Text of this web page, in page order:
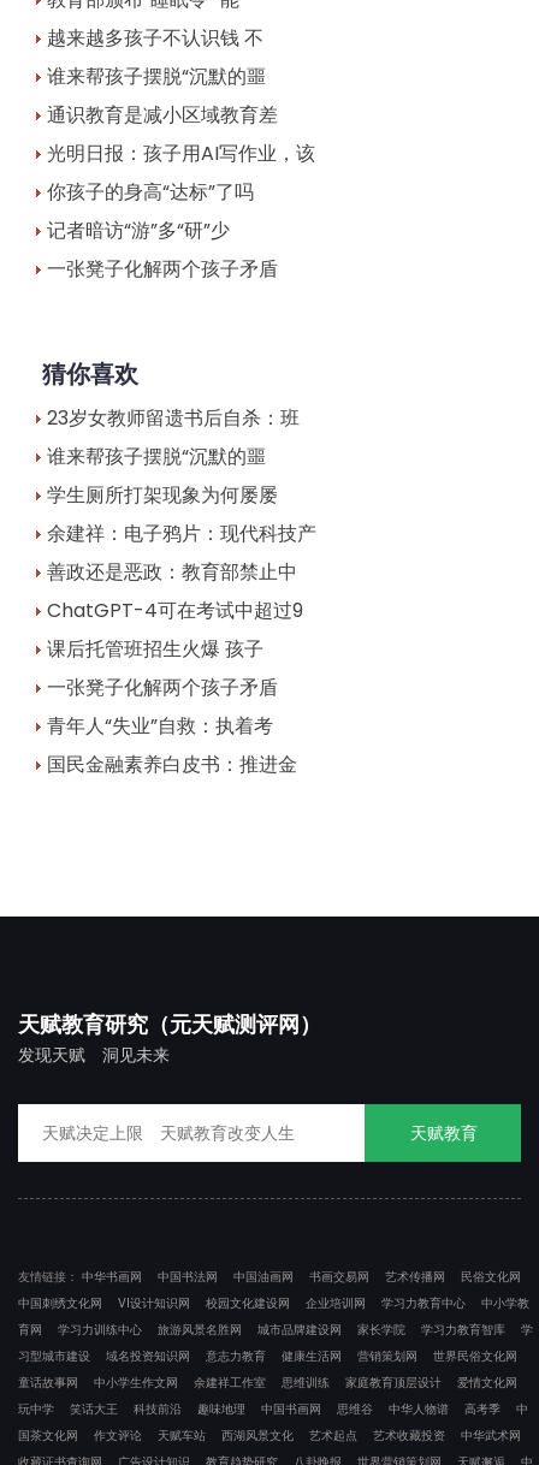
越来越多孩子不认识钱 不
谁来帮孩子摆脱“沉默的噩
通识教育是减小区域教育差
光明日报：孩子用AI写作业，该
你孩子的身高“达标”了吗
记者暗访“游”多“研”少
一张凳子化解两个孩子矛盾
猜你喜欢
23岁女教师留遗书后自杀：班
谁来帮孩子摆脱“沉默的噩
学生厕所打架现象为何屡屡
余建祥：电子鸦片：现代科技产
善政还是恶政：教育部禁止中
ChatGPT-4可在考试中超过9
课后托管班招生火爆 孩子
一张凳子化解两个孩子矛盾
青年人“失业”自救：执着考
国民金融素养白皮书：推进金
天赋教育研究（元天赋测评网）
发现天赋 洞见未来
天赋教育
友情链接： 中华书画网 中国书法网 中国油画网 书画交易网 艺术传播网
民俗文化网
中国刺绣文化网
VI设计知识网 校园文化建设网 企业培训网 学习力教育中心
中小学教
育网
学习力训练中心 旅游风景名胜网 城市品牌建设网 家长学院 学习力教育智库
学
习型城市建设
域名投资知识网 意志力教育 健康生活网 营销策划网
世界民俗文化网
童话故事网
中小学生作文网 余建祥工作室 思维训练 家庭教育顶层设计
爱情文化网
玩中学
笑话大王 科技前沿 趣味地理 中国书画网 思维谷 中华人物谱 高考季
中
国茶文化网
作文评论 天赋车站 西湖风景文化 艺术起点 艺术收藏投资
中华武术网